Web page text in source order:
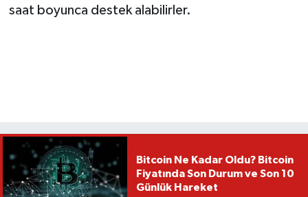
saat boyunca destek alabilirler.
Bitcoin Ne Kadar Oldu? Bitcoin
Fiyatında Son Durum ve Son 10
Günlük Hareket